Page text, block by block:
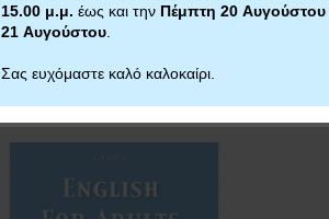
15.00 μ.μ. έως και την Πέμπτη 20 Αυγούστου
21 Αυγούστου
Σας ευχόμαστε καλό καλοκαίρι.